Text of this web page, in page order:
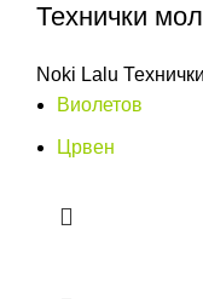
Технички
Noki Lalu
Виолетов
Црвен